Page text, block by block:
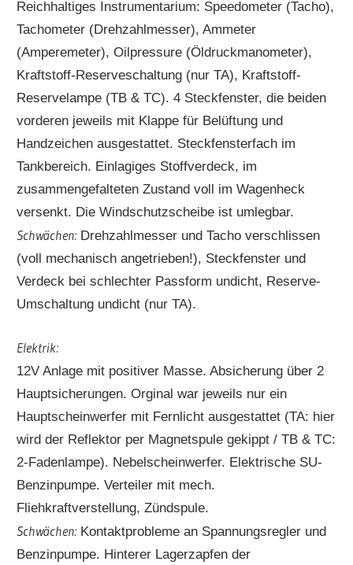
Reichhaltiges Instrumentarium: Speedometer (Tacho),
Tachometer (Drehzahlmesser), Ammeter
(Amperemeter), Oilpressure (Öldruckmanometer),
Kraftstoff-Reserveschaltung (nur TA), Kraftstoff-
Reservelampe (TB & TC). 4 Steckfenster, die beiden
vorderen jeweils mit Klappe für Belüftung und
Handzeichen ausgestattet. Steckfensterfach im
Tankbereich. Einlagiges Stoffverdeck, im
zusammengefalteten Zustand voll im Wagenheck
versenkt. Die Windschutzscheibe ist umlegbar.
Schwächen: Drehzahlmesser und Tacho verschlissen
(voll mechanisch angetrieben!), Steckfenster und
Verdeck bei schlechter Passform undicht, Reserve-
Umschaltung undicht (nur TA).
Elektrik:
12V Anlage mit positiver Masse. Absicherung über 2
Hauptsicherungen. Orginal war jeweils nur ein
Hauptscheinwerfer mit Fernlicht ausgestattet (TA: hier
wird der Reflektor per Magnetspule gekippt / TB & TC:
2-Fadenlampe). Nebelscheinwerfer. Elektrische SU-
Benzinpumpe. Verteiler mit mech.
Fliehkraftverstellung, Zündspule.
Schwächen: Kontaktprobleme an Spannungsregler und
Benzinpumpe. Hinterer Lagerzapfen der